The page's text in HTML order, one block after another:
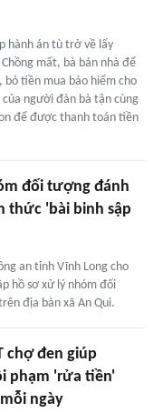
hành án tù trở về lấy
mất, bà bán nhà để
bỏ tiền mua bảo hiểm cho
người đàn bà tận cùng
để được thanh toán tiền
đối tượng đánh
thức 'bài binh sập
an tỉnh Vĩnh Long cho
hồ sơ xử lý nhóm đối
địa bàn xã An Qui.
chợ đen giúp
phạm 'rửa tiền'
ngày